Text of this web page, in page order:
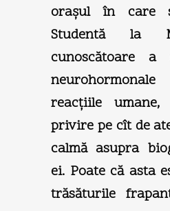
oraşul în care
Studentă la
cunoscătoare a
reacţiile
privire pe cît de
calmă asupra
ei. Poate că asta
trăsăturile